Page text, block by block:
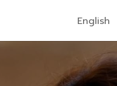
English